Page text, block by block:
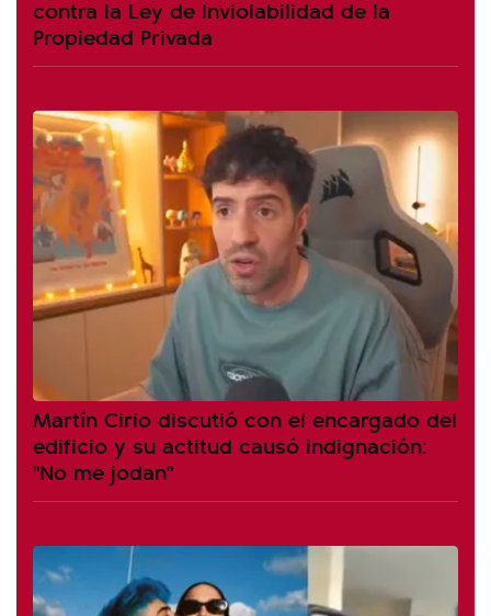
contra la Ley de Inviolabilidad de la
Propiedad Privada
Martín Cirio discutió con el encargado del
edificio y su actitud causó indignación:
"No me jodan"